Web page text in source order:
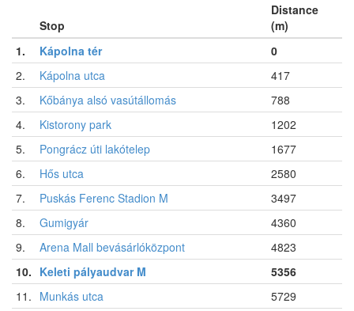
Stop
Distance
(m)
1.
Kápolna tér
0
2.
Kápolna utca
417
3.
Kőbánya alsó vasútállomás
788
4.
Kistorony park
1202
5.
Pongrácz úti lakótelep
1677
6.
Hős utca
2580
7.
Puskás Ferenc Stadion M
3497
8.
Gumigyár
4360
9.
Arena Mall bevásárlóközpont
4823
10. Keleti pályaudvar M
5356
11. Munkás utca
5729